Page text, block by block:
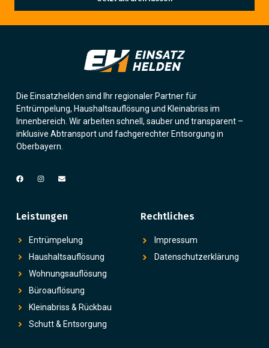
Die Einsatzhelden sind Ihr regionaler Partner für
Entrümpelung, Haushaltsauflösung und Kleinabriss im
Innenbereich. Wir arbeiten schnell, sauber und transparent –
inklusive Abtransport und fachgerechter Entsorgung in
Oberbayern.
Leistungen
Entrümpelung
Haushaltsauflösung
Wohnungsauflösung
Büroauflösung
Kleinabriss & Rückbau
Schutt & Entsorgung
Rechtliches
Impressum
Datenschutzerklärung